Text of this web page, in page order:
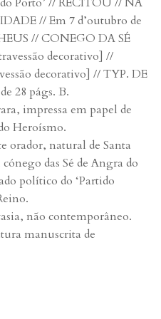
// Em 7 d’outubro de
// CONEGO DA SÉ
decorativo] //
decorativo] // TYP. DE
28 págs. B.
impressa em papel de
Heroísmo.
orador, natural de Santa
das Sé de Angra do
político do ‘Partido
não contemporâneo.
manuscrita de